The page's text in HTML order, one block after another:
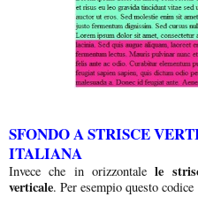
SFONDO A STRISCE
ITALIANA
Invece che in orizzontalele
verticale. Per esempio questo codice